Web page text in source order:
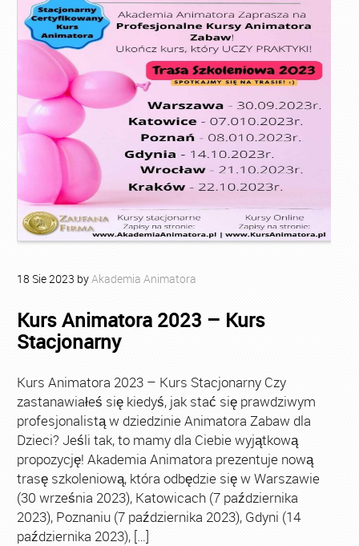
18 Sie2023 byAkademia Animatora
Kurs Animatora 2023 – Kurs
Stacjonarny
Kurs Animatora 2023 – Kurs Stacjonarny Czy
zastanawiałeś się kiedyś, jak stać się prawdziwym
profesjonalistą w dziedzinie Animatora Zabaw dla
Dzieci? Jeśli tak, to mamy dla Ciebie wyjątkową
propozycję! Akademia Animatora prezentuje nową
trasę szkoleniową, która odbędzie się w Warszawie
(30 września 2023), Katowicach (7 października
2023), Poznaniu (7 października 2023), Gdyni (14
października 2023), […]